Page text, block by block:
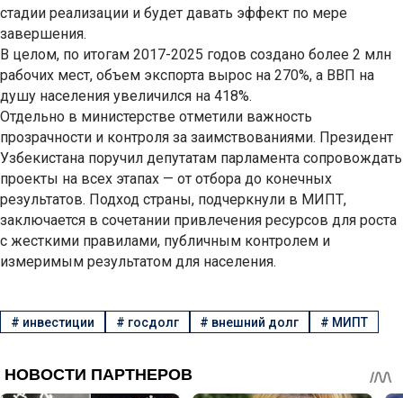
стадии реализации и будет давать эффект по мере
завершения.
В целом, по итогам 2017-2025 годов создано более 2 млн
рабочих мест, объем экспорта вырос на 270%, а ВВП на
душу населения увеличился на 418%.
Отдельно в министерстве отметили важность
прозрачности и контроля за заимствованиями. Президент
Узбекистана поручил депутатам парламента сопровождать
проекты на всех этапах — от отбора до конечных
результатов. Подход страны, подчеркнули в МИПТ,
заключается в сочетании привлечения ресурсов для роста
с жесткими правилами, публичным контролем и
измеримым результатом для населения.
# инвестиции # госдолг # внешний долг # МИПТ